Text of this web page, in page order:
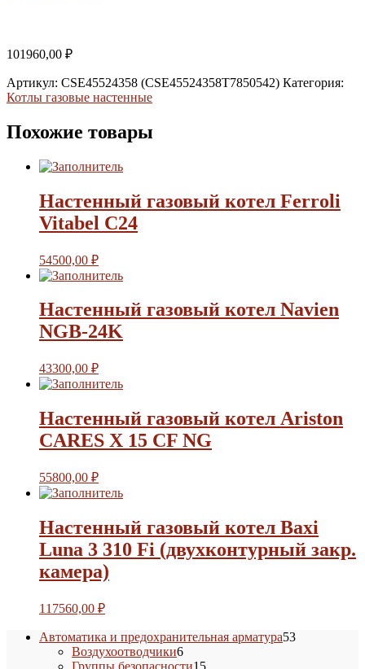
101960,00 ₽
Артикул: CSE45524358 (CSE45524358T7850542) Категория:
Котлы газовые настенные
Похожие товары
Настенный газовый котел Ferroli
Vitabel С24
54500,00 ₽
Настенный газовый котел Navien
NGB-24K
43300,00 ₽
Настенный газовый котел Ariston
CARES X 15 СF NG
55800,00 ₽
Настенный газовый котел Baxi
Luna 3 310 Fi (двухконтурный закр.
камера)
117560,00 ₽
Автоматика и предохранительная арматура5353
Воздухоотводчики66
товаров
Группы безопасности1515